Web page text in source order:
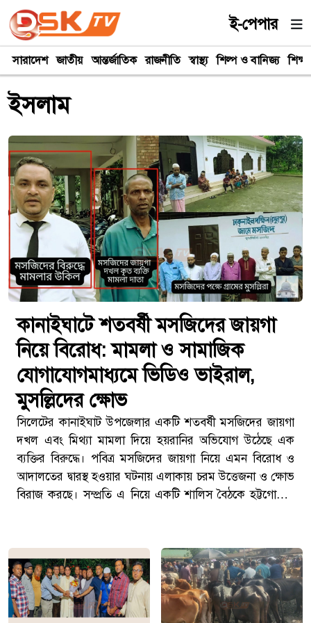
ই-পেপার
সারাদেশ জাতীয় আন্তর্জাতিক রাজনীতি স্বাস্থ্য শিল্প ও বানিজ্য শিক্ষা
ইসলাম
কানাইঘাটে শতবর্ষী মসজিদের জায়গা
নিয়ে বিরোধ: মামলা ও সামাজিক
যোগাযোগমাধ্যমে ভিডিও ভাইরাল,
মুসল্লিদের ক্ষোভ
সিলেটের কানাইঘাট উপজেলার একটি শতবর্ষী মসজিদের জায়গা
দখল এবং মিথ্যা মামলা দিয়ে হয়রানির অভিযোগ উঠেছে এক
ব্যক্তির বিরুদ্ধে। পবিত্র মসজিদের জায়গা নিয়ে এমন বিরোধ ও
আদালতের দ্বারস্থ হওয়ার ঘটনায় এলাকায় চরম উত্তেজনা ও ক্ষোভ
বিরাজ করছে। সম্প্রতি এ নিয়ে একটি শালিস বৈঠকে হট্টগোলের
ইউনিয়নের ডাকনাইল দক্ষিণ রসুলপুর জামে মসজিদে। স্থানীয়
সূত্রে জানা যায়, ১৮৮০ সালে প্রতিষ্ঠিত এই মসজিদটির মোট
জমির পরিমাণ ৬৯ শতক। মসজিদ, সংলগ্ন মাঠ ও পুকুরটি মূলত
৩২৮৪, ৩২৮৫ এবং ৩২৮৬ নম্বর দাগে অবস্থিত। প্রায় শত বছর